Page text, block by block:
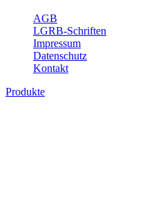
AGB
LGRB-Schriften
Impressum
Datenschutz
Kontakt
Produkte